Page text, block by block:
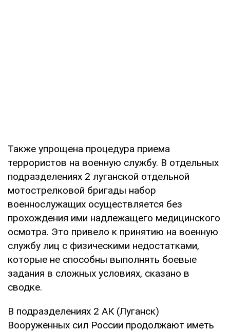
Также упрощена процедура приема
террористов на военную службу. В отдельных
подразделениях 2 луганской отдельной
мотострелковой бригады набор
военнослужащих осуществляется без
прохождения ими надлежащего медицинского
осмотра. Это привело к принятию на военную
службу лиц с физическими недостатками,
которые не способны выполнять боевые
задания в сложных условиях, сказано в
сводке.
В подразделениях 2 АК (Луганск)
Вооруженных сил России продолжают иметь